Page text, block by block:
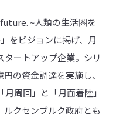
~人類の生活圏を
をビジョンに掲げ、月
ートアップ企業。シリ
の資金調達を実施し、
周回」と「月面着陸」
ルクセンブルク政府とも